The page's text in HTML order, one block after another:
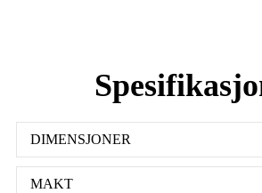
DIMENSJONER
MAKT